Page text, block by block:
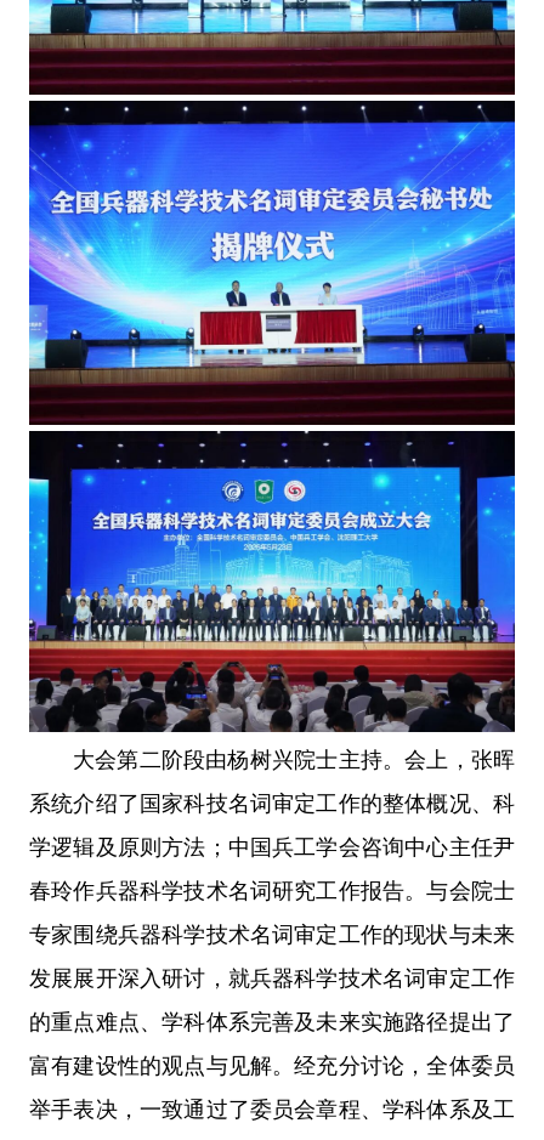
大会第二阶段由杨树兴院士主持。会上，张晖
系统介绍了国家科技名词审定工作的整体概况、科
学逻辑及原则方法；中国兵工学会咨询中心主任尹
春玲作兵器科学技术名词研究工作报告。与会院士
专家围绕兵器科学技术名词审定工作的现状与未来
发展展开深入研讨，就兵器科学技术名词审定工作
的重点难点、学科体系完善及未来实施路径提出了
富有建设性的观点与见解。经充分讨论，全体委员
举手表决，一致通过了委员会章程、学科体系及工